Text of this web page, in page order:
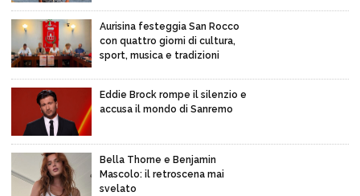
Aurisina festeggia San Rocco
con quattro giorni di cultura,
sport, musica e tradizioni
Eddie Brock rompe il silenzio e
accusa il mondo di Sanremo
Bella Thorne e Benjamin
Mascolo: il retroscena mai
svelato